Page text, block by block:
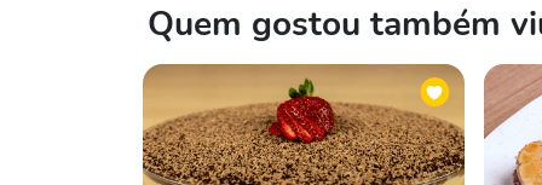
Quem gostou também